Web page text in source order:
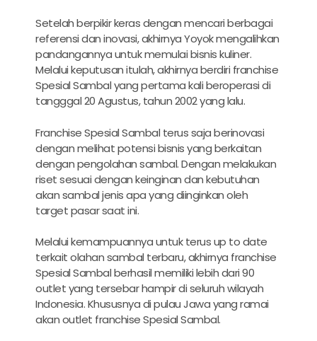
Setelah berpikir keras dengan mencari berbagai
referensi dan inovasi, akhirnya Yoyok mengalihkan
pandangannya untuk memulai bisnis kuliner.
Melalui keputusan itulah, akhirnya berdiri franchise
Spesial Sambal yang pertama kali beroperasi di
tangggal 20 Agustus, tahun 2002 yang lalu.
Franchise Spesial Sambal terus saja berinovasi
dengan melihat potensi bisnis yang berkaitan
dengan pengolahan sambal. Dengan melakukan
riset sesuai dengan keinginan dan kebutuhan
akan sambal jenis apa yang diinginkan oleh
target pasar saat ini.
Melalui kemampuannya untuk terus up to date
terkait olahan sambal terbaru, akhirnya franchise
Spesial Sambal berhasil memiliki lebih dari 90
outlet yang tersebar hampir di seluruh wilayah
Indonesia. Khususnya di pulau Jawa yang ramai
akan outlet franchise Spesial Sambal.